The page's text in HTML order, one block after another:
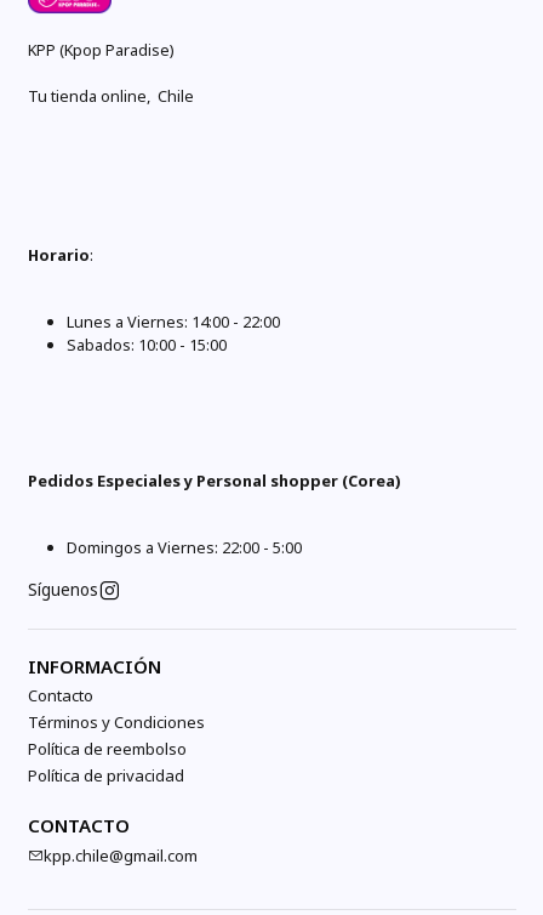
KPP (Kpop Paradise)
Tu tienda online, Chile
Horario:
Lunes a Viernes: 14:00 - 22:00
Sabados: 10:00 - 15:00
Pedidos Especiales y Personal shopper (Corea)
Domingos a Viernes: 22:00 - 5:00
Síguenos
INFORMACIÓN
Contacto
Términos y Condiciones
Política de reembolso
Política de privacidad
CONTACTO
kpp.chile@gmail.com